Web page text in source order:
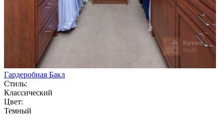
Гардеробная Бакл
Стиль:
Классический
Цвет:
Темный